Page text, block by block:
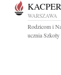
WARSZAWA
Rodzicom i
ucznia